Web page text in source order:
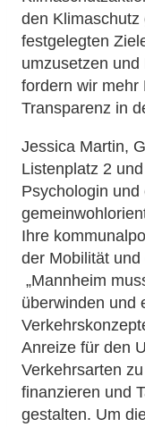
den
festgelegten
umzusetzen
fordern wir mehr
Transparenz in
Jessica Martin,
Listenplatz 2
Psychologin
Ihre
der Mobilität
„Mannheim
überwinden und
Anreize für den
Verkehrsarten
finanzieren und
gestalten. Um